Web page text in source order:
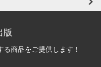
版
商品をご提供します！